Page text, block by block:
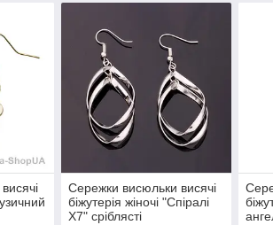
Сережки висюльки висячі
біжутерія жіночі "Спіралі
X7" сріблясті